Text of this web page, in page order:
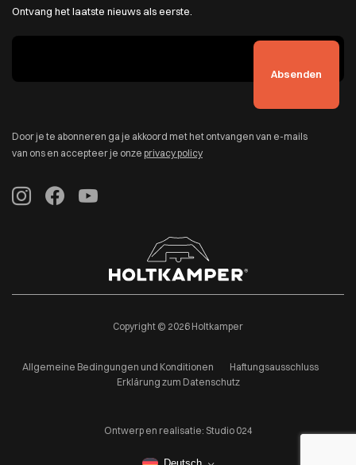
Ontvang het laatste nieuws als eerste.
Door je te abonneren ga je akkoord met het ontvangen van e-mails
van ons en accepteer je onze privacy policy
Copyright © 2026 Holtkamper
Allgemeine Bedingungen und Konditionen
Haftungsausschluss
Erklärung zum Datenschutz
Ontwerp en realisatie: Studio 024